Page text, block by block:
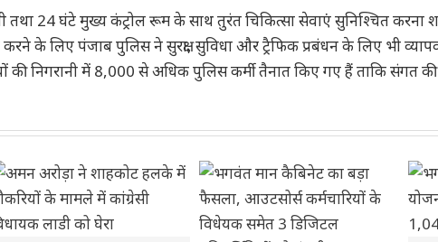
24 घंटे मुख्य कंट्रोल रूम के साथ तुरंत चिकित्सा सेवाएं सुनिश्चित करना
करने के लिए पंजाब पुलिस ने सुरक्षा, सुविधा और ट्रैफिक प्रबंधन के लिए भी
की निगरानी में 8,000 से अधिक पुलिस कर्मी तैनात किए गए हैं ताकि संगत